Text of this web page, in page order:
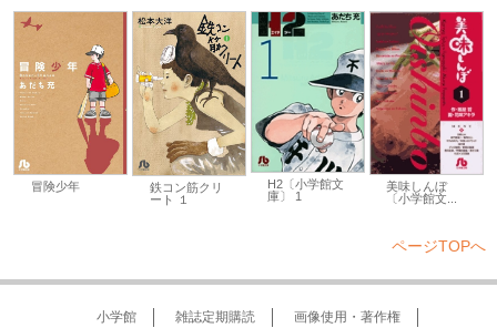
冒険少年
鉄コン筋クリ
ート １
H2〔小学館文
庫〕 1
美味しんぼ
〔小学館文...
ページTOPへ
小学館 雑誌定期購読 画像使用・著作権